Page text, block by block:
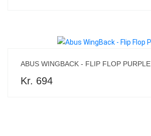
ABUS WINGBACK - FLIP FLOP PURPLE
Kr. 694